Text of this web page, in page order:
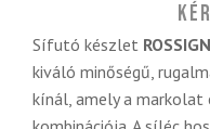
Sífutó készlet
kiváló minőségű,
kínál, amely a markolat